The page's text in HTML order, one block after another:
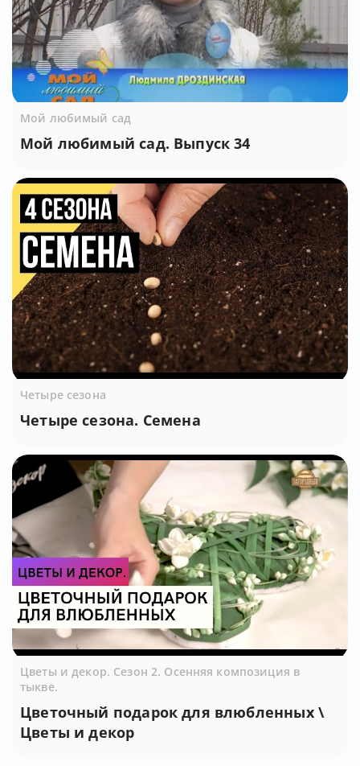
Мой любимый сад
Мой любимый сад. Выпуск 34
Четыре сезона
Четыре сезона. Семена
Цветы и декор. Сезон 2. Осенняя композиция в
тыкве.
Цветочный подарок для влюбленных \
Цветы и декор